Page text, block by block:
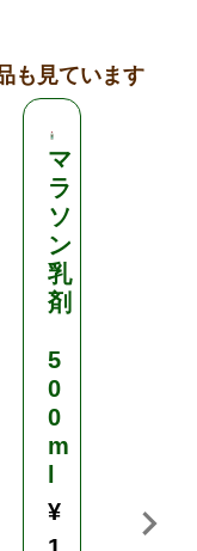
も見ています
マ
ラ
ソ
ン
乳
剤
5
0
0
m
¥
¥